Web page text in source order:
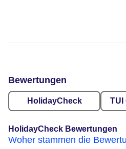
Bewertungen
HolidayCheck TUI
HolidayCheck Bewertungen
Woher stammen die